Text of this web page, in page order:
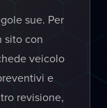
sue. Per
sito con
veicolo
e
revisione,